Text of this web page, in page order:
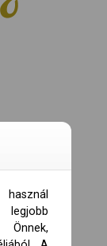
Önnek,